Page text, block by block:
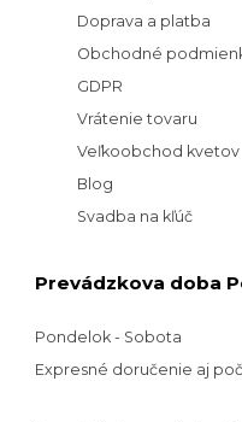
Doprava a platba
Obchodné
GDPR
Vrátenie tovaru
Veľkoobchod kvetov
Blog
Svadba na kľúč
Prevádzkova doba
Pondelok - Sobota
Expresné doručenie aj